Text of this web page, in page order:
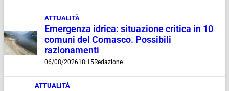
ATTUALITÀ
Emergenza idrica: situazione critica in 10
comuni del Comasco. Possibili
razionamenti
06/08/202618:15Redazione
ATTUALITÀ